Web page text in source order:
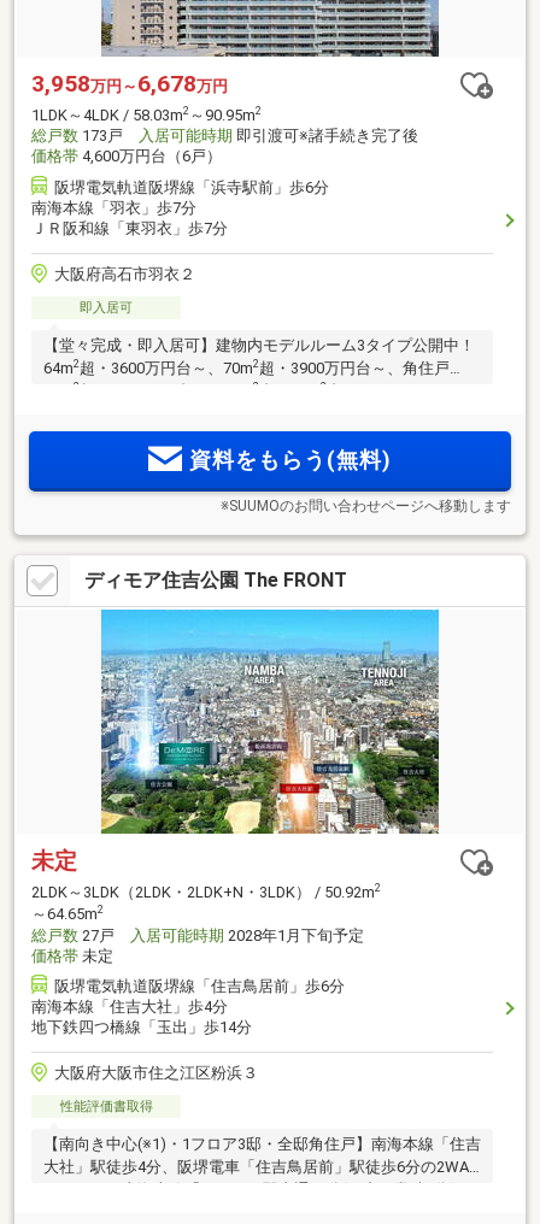
3,958万円～ 6,678万円
1LDK～4LDK / 58.03m2 ～90.95m2
総戸数 173戸 入居可能時期 即引渡可※諸手続き完了後
価格帯 4,600万円台（6戸）
阪堺電気軌道阪堺線「浜寺駅前」歩6分
南海本線「羽衣」歩7分
ＪＲ阪和線「東羽衣」歩7分
大阪府高石市羽衣２
即入居可
【堂々完成・即入居可】建物内モデルルーム3タイプ公開中！
64m2超・3600万円台～、70m2超・3900万円台～、角住戸
2 2 2
駅・阪堺電車利用可。「なんば」駅直通16分、「本町」駅27
分、「堺筋本町」駅28分資料をもらう(無料)
※SUUMOのお問い合わせページへ移動します
ディモア住吉公園 The FRONT
未定
2LDK～3LDK（2LDK・2LDK+N・3LDK） / 50.92m2
～64.65m2
総戸数 27戸 入居可能時期 2028年1月下旬予定
価格帯 未定
阪堺電気軌道阪堺線「住吉鳥居前」歩6分
南海本線「住吉大社」歩4分
地下鉄四つ橋線「玉出」歩14分
大阪府大阪市住之江区粉浜３
性能評価書取得
【南向き中心(※1)・1フロア3邸・全邸角住戸】南海本線「住吉
大社」駅徒歩4分、阪堺電車「住吉鳥居前」駅徒歩6分の2WAY